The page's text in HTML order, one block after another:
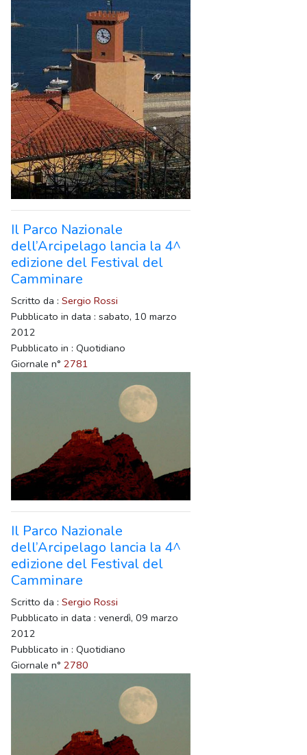
Il Parco Nazionale
dell’Arcipelago lancia la 4^
edizione del Festival del
Camminare
Scritto da : Sergio Rossi
Pubblicato in data : sabato, 10 marzo
2012
Pubblicato in : Quotidiano
Giornale n° 2781
Il Parco Nazionale
dell’Arcipelago lancia la 4^
edizione del Festival del
Camminare
Scritto da : Sergio Rossi
Pubblicato in data : venerdì, 09 marzo
2012
Pubblicato in : Quotidiano
Giornale n° 2780